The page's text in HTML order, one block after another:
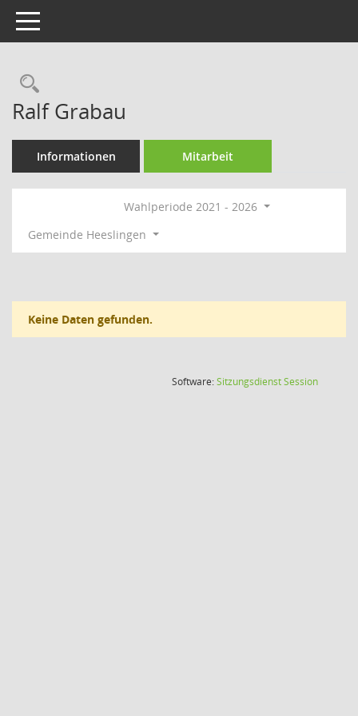
Toggle navigation
Rechercheauswahl
Ralf Grabau
Informationen Mitarbeit
Wahlperiode 2021 - 2026
Gemeinde Heeslingen
Keine Daten gefunden.
Software:SitzungsdienstSession(Wird in